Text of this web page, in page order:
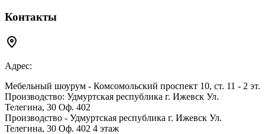
Контакты
Адрес:
Мебельный шоурум - Комсомольский проспект 10, ст. 11 - 2 эт.
Производство: Удмуртская республика г. Ижевск Ул.
Телегина, 30 Оф. 402
Производство - Удмуртская республика г. Ижевск Ул.
Телегина, 30 Оф. 402 4 этаж